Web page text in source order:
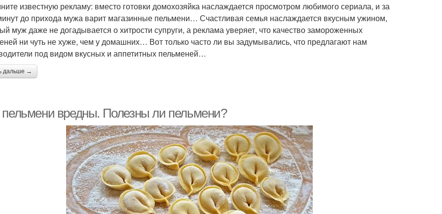
известную рекламу: вместо готовки домохозяйка наслаждается просмотром любимого сериала, и за
до прихода мужа варит магазинные пельмени… Счастливая семья наслаждается вкусным ужином,
муж даже не догадывается о хитрости супруги, а реклама уверяет, что качество замороженных
ни чуть не хуже, чем у домашних… Вот только часто ли вы задумывались, что предлагают нам
под видом вкусных и аппетитных пельменей…
дальше →
вредны. Полезны ли пельмени?